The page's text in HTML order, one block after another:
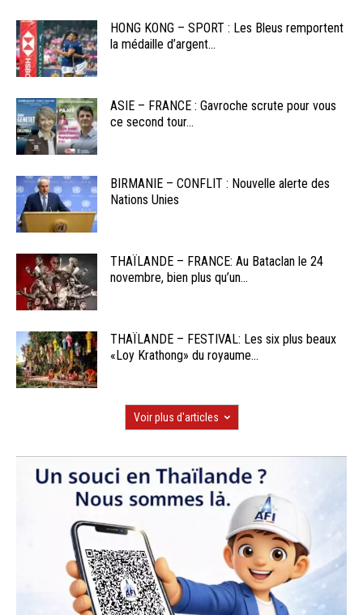
HONG KONG – SPORT : Les Bleus remportent
la médaille d’argent...
ASIE – FRANCE : Gavroche scrute pour vous
ce second tour...
BIRMANIE – CONFLIT : Nouvelle alerte des
Nations Unies
THAÏLANDE – FRANCE: Au Bataclan le 24
novembre, bien plus qu’un...
THAÏLANDE – FESTIVAL: Les six plus beaux
«Loy Krathong» du royaume...
Voir plus d'articles